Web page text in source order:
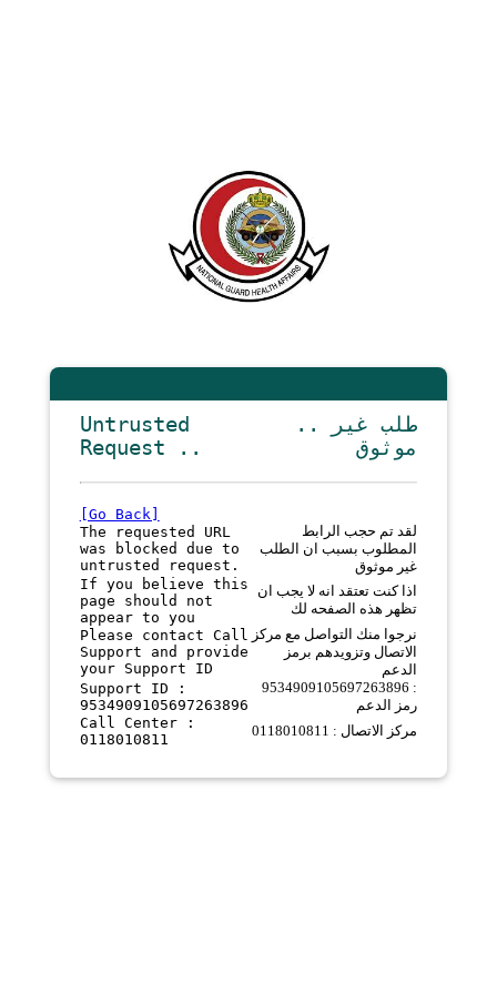
Untrusted
Request ..
.. طلب غير
موثوق
[Go Back]
The requested URL
was blocked due to
untrusted request.
لقد تم حجب الرابط
المطلوب بسبب ان الطلب
غير موثوق
If you believe this
page should not
appear to you
اذا كنت تعتقد انه لا يجب ان
تظهر هذه الصفحه لك
Please contact Call
Support and provide
your Support ID
نرجوا منك التواصل مع مركز
الاتصال وتزويدهم برمز
الدعم
Support ID :
9534909105697263896
9534909105697263896 :
رمز الدعم
Call Center :
0118010811
مركز الاتصال : 0118010811